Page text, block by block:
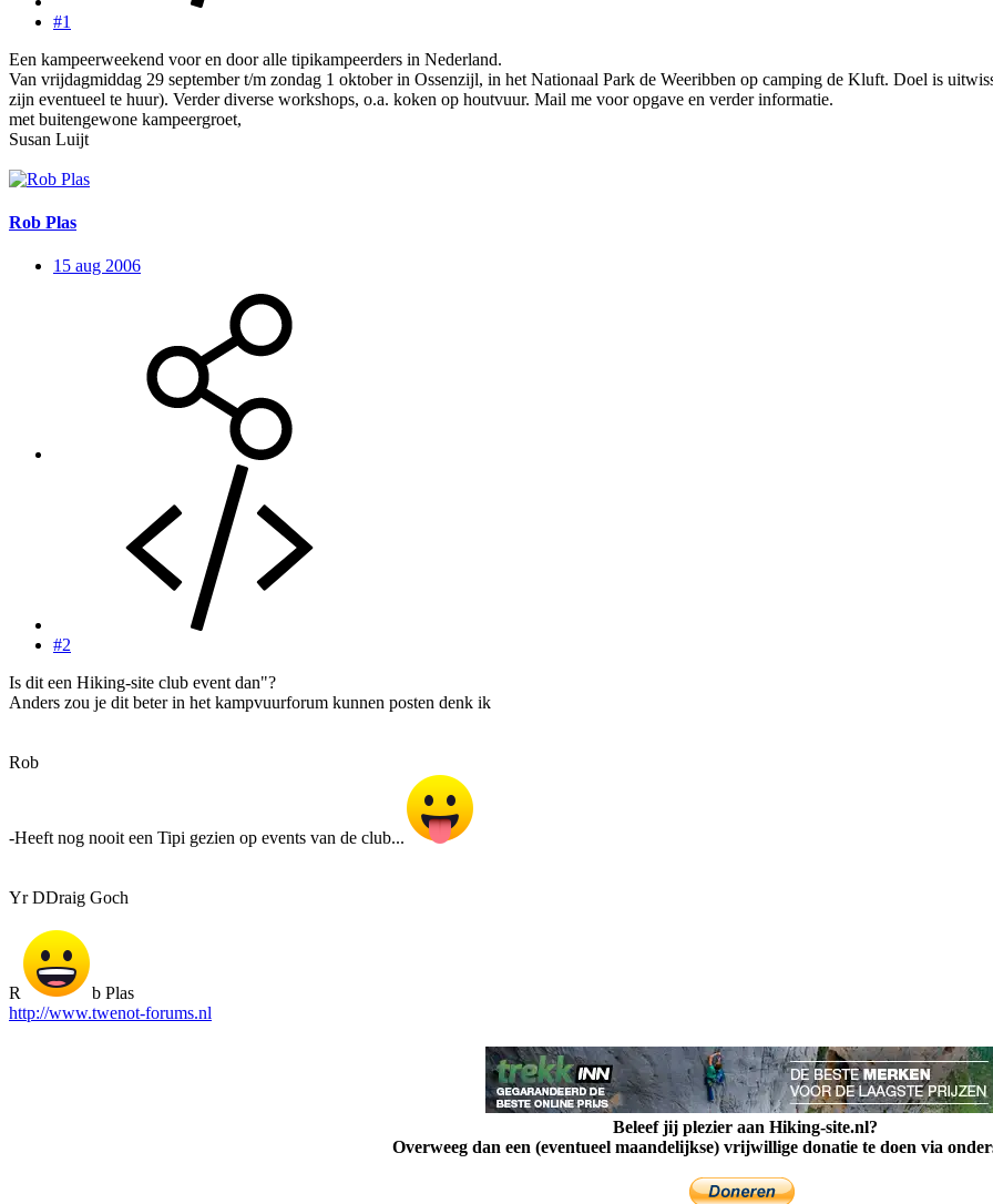
#1
Een kampeerweekend voor en door alle tipikampeerders in Nederland.
Van vrijdagmiddag 29 september t/m zondag 1 oktober in Ossenzijl, in het Nationaal Park de Weeribben op camping de Kluft. Doel is
zijn eventueel te huur). Verder diverse workshops, o.a. koken op houtvuur. Mail me voor opgave en verder informatie.
met buitengewone kampeergroet,
Susan Luijt
Rob Plas
15 aug 2006
#2
Is dit een Hiking-site club event dan"?
Anders zou je dit beter in het kampvuurforum kunnen posten denk ik
Rob
-Heeft nog nooit een Tipi gezien op events van de club...
Yr DDraig Goch
R
b Plas
http://www.twenot-forums.nl
Beleef jij plezier aan Hiking-site.nl?
Overweeg dan een (eventueel maandelijkse) vrijwillige donatie te doen via